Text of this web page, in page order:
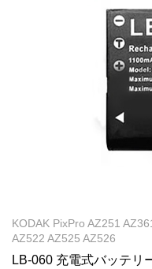
KODAK PixPro AZ251
AZ522 AZ525 AZ526
LB-060 充電式バッテリ